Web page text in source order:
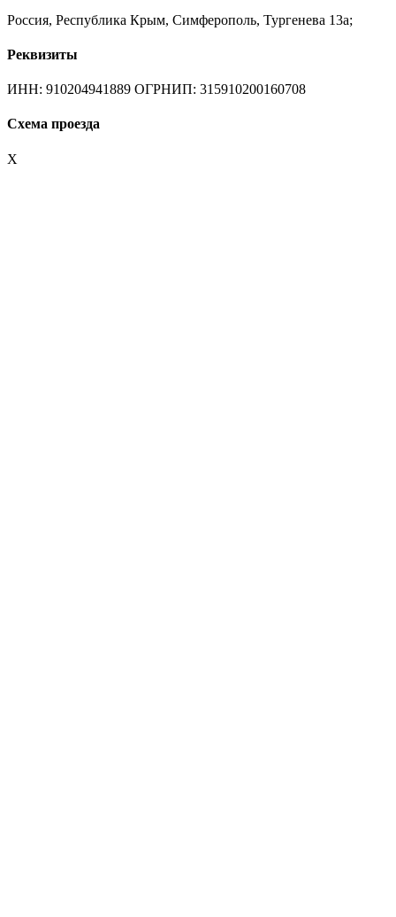
Россия, Республика Крым, Симферополь, Тургенева 13а;
Реквизиты
ИНН: 910204941889 ОГРНИП: 315910200160708
Схема проезда
X